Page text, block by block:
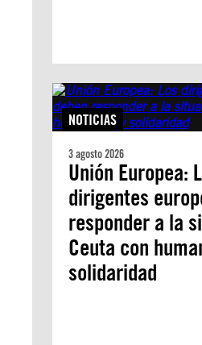
NOTICIAS
3 agosto 2026
Unión Europea:
dirigentes
responder a la
Ceuta con
solidaridad